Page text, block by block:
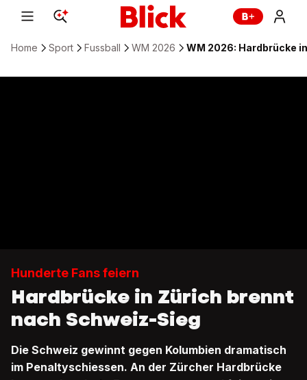
Home Sport Fussball WM 2026 WM 2026: Hardbrücke
Hunderte Fans feiern
Hardbrücke in Zürich brennt
nach Schweiz-Sieg
Die Schweiz gewinnt gegen Kolumbien dramatisch
im Penaltyschiessen. An der Zürcher Hardbrücke